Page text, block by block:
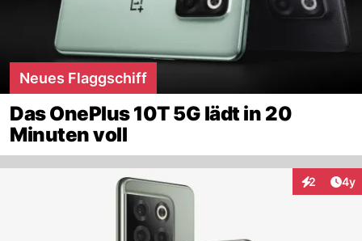
Neues Flaggschiff
Das OnePlus 10T 5G lädt in 20
Minuten voll
2 4y